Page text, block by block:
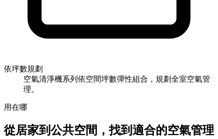
依坪數規劃
空氣清淨機系列依空間坪數彈性組合，規劃全室空氣管
理。
用在哪
從居家到公共空間，找到適合的空氣管理